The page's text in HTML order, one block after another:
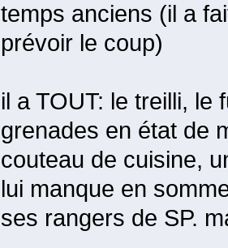
temps anciens (il a
prévoir le coup)
il a TOUT: le treilli, le
grenades en état de
couteau de cuisine,
lui manque en
ses rangers de SP.